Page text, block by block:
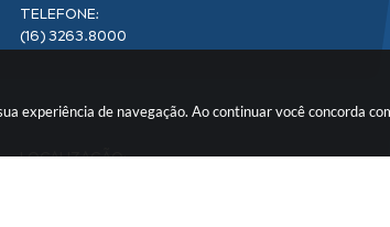
experiência de navegação. Ao continuar você concorda
TELEFONE:
(16) 3263.8000
LOCALIZAÇÃO: